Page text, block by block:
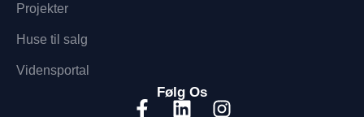
Projekter
Huse til salg
Vidensportal
Følg Os